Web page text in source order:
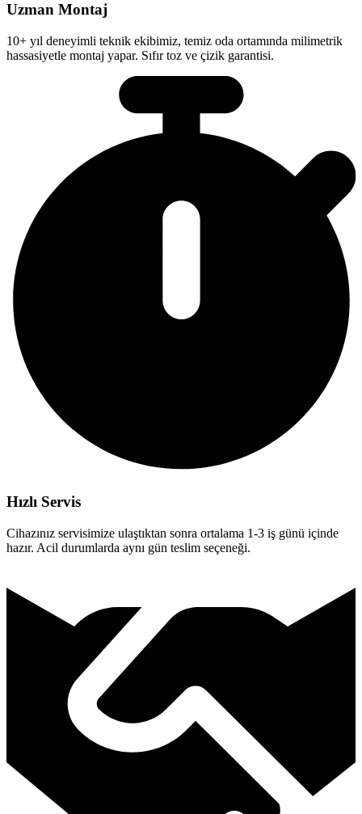
Uzman Montaj
10+ yıl deneyimli teknik ekibimiz, temiz oda ortamında milimetrik
hassasiyetle montaj yapar. Sıfır toz ve çizik garantisi.
Hızlı Servis
Cihazınız servisimize ulaştıktan sonra ortalama 1-3 iş günü içinde
hazır. Acil durumlarda aynı gün teslim seçeneği.